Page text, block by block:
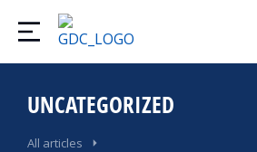
UNCATEGORIZED
All articles